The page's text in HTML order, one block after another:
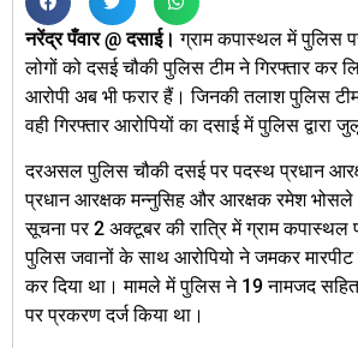
नरेंद्र पँवार @ दसाई।ग्राम कपास्थल में पुलिस
लोगों को दसई चौकी पुलिस टीम ने गिरफ्तार कर
आरोपी अब भी फरार हैं। जिनकी तलाश पुलिस टीम
वही गिरफ्तार आरोपियों का दसाई में पुलिस द्वारा
दरअसल पुलिस चौकी दसई पर पदस्थ प्रधान
प्रधान आरक्षक मन्नुसिह और आरक्षक रमेश भोसले 2
सूचना पर 2 अक्टूबर की रात्रि में ग्राम कपास्थल
पुलिस जवानों के साथ आरोपियो ने जमकर
कर दिया था। मामले में पुलिस ने 19 नामजद
पर प्रकरण दर्ज किया था।